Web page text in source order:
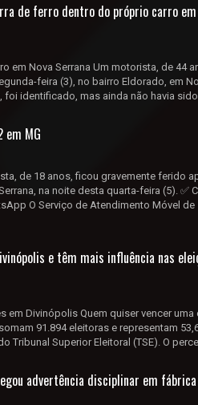
de ferro dentro do próprio carro em
em Nova Serrana Um motorista, de 44
feira (3), no bairro Eldorado, em
identificado, mas ainda não havia sido
MG
de 18 anos, ficou gravemente ferido
na noite desta quarta-feira (5). ✅
O Serviço de Atendimento Móvel de
e têm mais influência nas
Divinópolis Quem quiser vencer uma
91.894 eleitoras e representam
Superior Eleitoral (TSE). O
advertência disciplinar em